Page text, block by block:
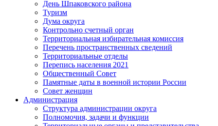
День Шпаковского района
Туризм
Дума округа
Контрольно счетный орган
Территориальная избирательная комиссия
Перечень пространственных сведений
Территориальные отделы
Перепись населения 2021
Общественный Совет
Памятные даты в военной истории России
Совет женщин
Администрация
Структура администрации округа
Полномочия, задачи и функции